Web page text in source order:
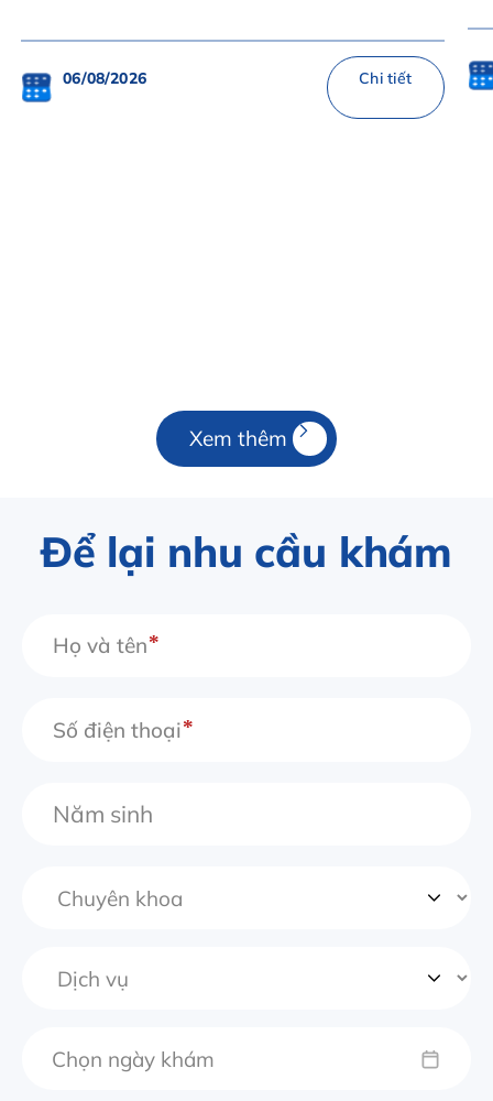
06/08/2026 Chi tiết
Xem thêm
Để lại nhu cầu khám
Họ và tên
Số điện thoại
Chọn ngày khám